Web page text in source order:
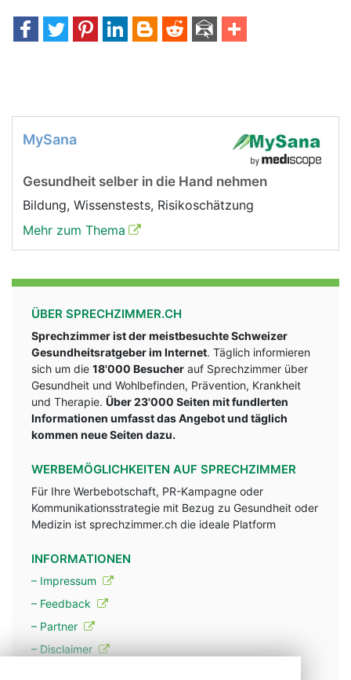
MySana
Gesundheit selber in die Hand nehmen
Bildung, Wissenstests, Risikoschätzung
Mehr zum Thema
ÜBER SPRECHZIMMER.CH
Sprechzimmer ist der meistbesuchte Schweizer
Gesundheitsratgeber im Internet. Täglich informieren
sich um die 18'000 Besucher auf Sprechzimmer über
Gesundheit und Wohlbefinden, Prävention, Krankheit
und Therapie. Über 23'000 Seiten mit fundlerten
Informationen umfasst das Angebot und täglich
kommen neue Seiten dazu.
WERBEMÖGLICHKEITEN AUF SPRECHZIMMER
Für Ihre Werbebotschaft, PR-Kampagne oder
Kommunikationsstrategie mit Bezug zu Gesundheit oder
Medizin ist sprechzimmer.ch die ideale Platform
INFORMATIONEN
– Impressum
– Feedback
– Partner
– Disclaimer